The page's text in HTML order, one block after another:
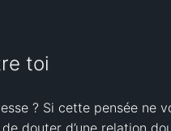
toi
? Si cette pensée ne
douter d’une relation